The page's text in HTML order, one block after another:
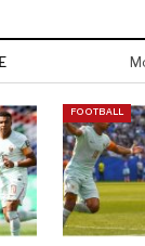
FOOTBALL